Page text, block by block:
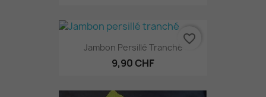
Jambon Persillé Tranché
9,90 CHF
favorite_border